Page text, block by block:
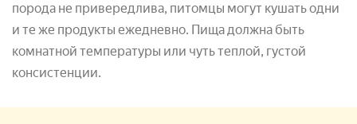
порода не привередлива, питомцы могут кушать одни
и те же продукты ежедневно. Пища должна быть
комнатной температуры или чуть теплой, густой
консистенции.